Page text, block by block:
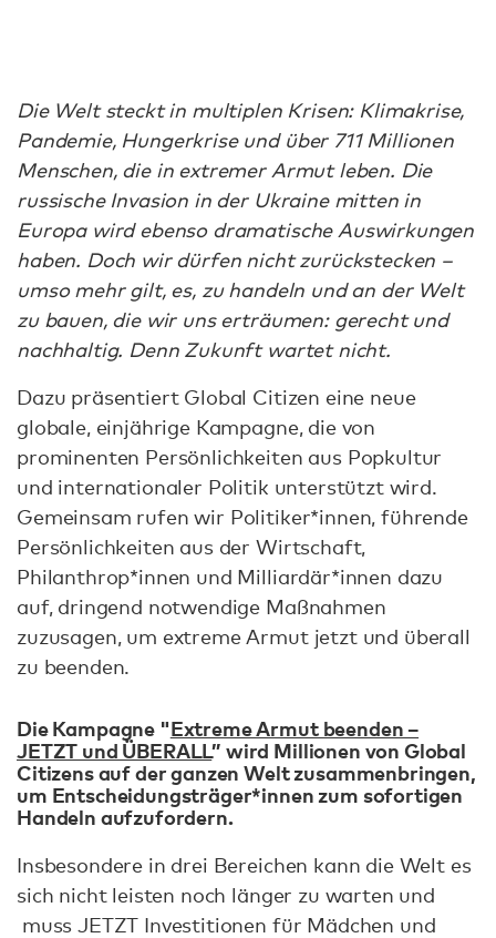
Die Welt steckt in multiplen Krisen: Klimakrise,
Pandemie, Hungerkrise und über 711 Millionen
Menschen, die in extremer Armut leben. Die
russische Invasion in der Ukraine mitten in
Europa wird ebenso dramatische Auswirkungen
haben. Doch wir dürfen nicht zurückstecken –
umso mehr gilt, es, zu handeln und an der Welt
zu bauen, die wir uns erträumen: gerecht und
nachhaltig. Denn Zukunft wartet nicht.
Dazu präsentiert Global Citizen eine neue
globale, einjährige Kampagne, die von
prominenten Persönlichkeiten aus Popkultur
und internationaler Politik unterstützt wird.
Gemeinsam rufen wir Politiker*innen, führende
Persönlichkeiten aus der Wirtschaft,
Philanthrop*innen und Milliardär*innen dazu
auf, dringend notwendige Maßnahmen
zuzusagen, um extreme Armut jetzt und überall
zu beenden.
Die Kampagne "Extreme Armut beenden –
JETZT und ÜBERALL” wird Millionen von Global
Citizens auf der ganzen Welt zusammenbringen,
um Entscheidungsträger*innen zum sofortigen
Handeln aufzufordern.
Insbesondere in drei Bereichen kann die Welt es
sich nicht leisten noch länger zu warten und
muss JETZT Investitionen für Mädchen und